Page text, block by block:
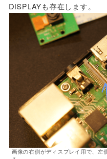
DISPLAYも存在します。
画像の右側がディスプレイ用で、左